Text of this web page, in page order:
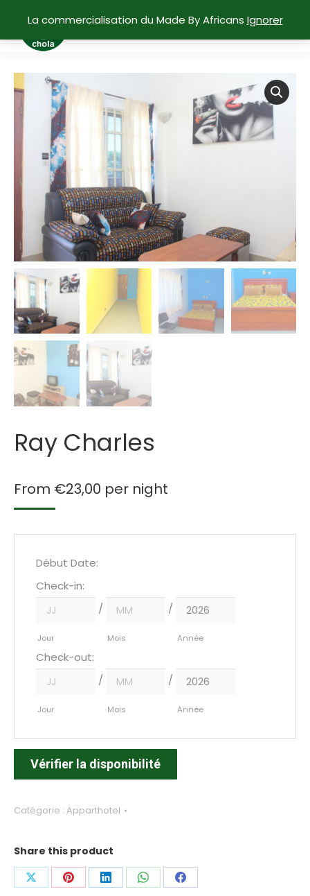
Ray Charles
From €23,00 per night
Début Date:
Check-in:
Jour
/
Mois
/
Année
Check-out:
Jour
/
Mois
/
Année
Vérifier la disponibilité
Catégorie : Apparthotel
Share this product
Share Share Share Share Share
La commercialisation du Made By Africans Ignorer